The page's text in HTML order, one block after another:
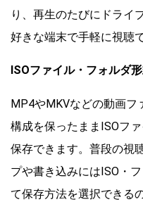
り、再生のたびにドライ
好きな端末で手軽に視聴
ISOファイル・フォルダ
MP4やMKVなどの動画
構成を保ったままISOフ
保存できます。普段の視
プや書き込みにはISO・
て保存方法を選択できる